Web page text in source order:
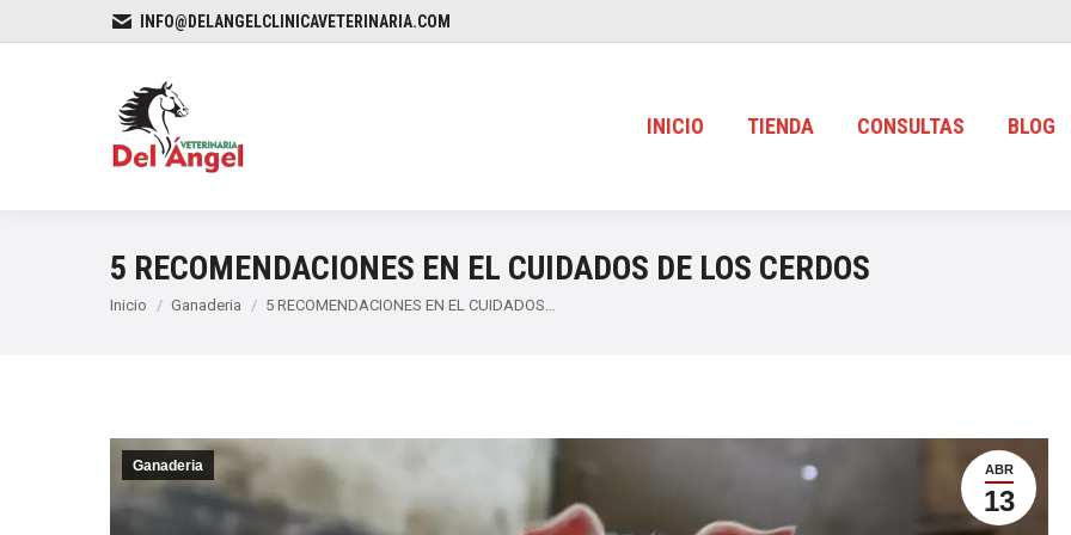
INFO@DELANGELCLINICAVETERINARIA.COM
INICIO TIENDA CONSULTAS BLOG
5 RECOMENDACIONES EN EL CUIDADOS DE LOS CERDOS
Estás aquí:
Inicio Ganaderia 5 RECOMENDACIONES EN EL CUIDADOS…
ABR
13
Ganaderia